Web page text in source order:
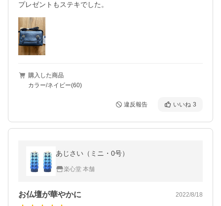
プレゼントもステキでした。
購入した商品
カラー/ネイビー(60)
違反報告 いいね 3
あじさい（ミニ・0号）
楽心堂 本舗
お仏壇が華やかに 2022/8/18